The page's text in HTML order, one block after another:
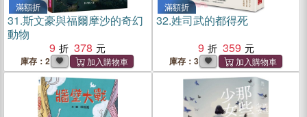
滿額折
31.斯文豪與福爾摩沙的奇幻
動物
9
378
庫存：2
滿額折
32.姓司武的都得死
9
359
庫存：3